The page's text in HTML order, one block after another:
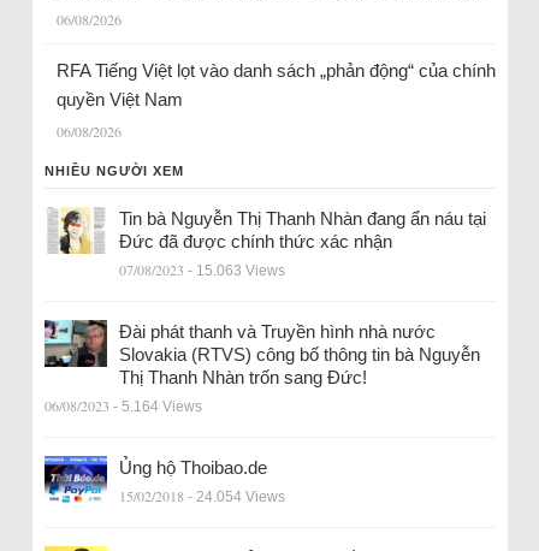
06/08/2026
RFA Tiếng Việt lọt vào danh sách „phản động“ của chính
quyền Việt Nam
06/08/2026
NHIỀU NGƯỜI XEM
Tin bà Nguyễn Thị Thanh Nhàn đang ẩn náu tại
Đức đã được chính thức xác nhận
07/08/2023 - 15.063 Views
Đài phát thanh và Truyền hình nhà nước
Slovakia (RTVS) công bố thông tin bà Nguyễn
Thị Thanh Nhàn trốn sang Đức!
06/08/2023 - 5.164 Views
Ủng hộ Thoibao.de
15/02/2018 - 24.054 Views